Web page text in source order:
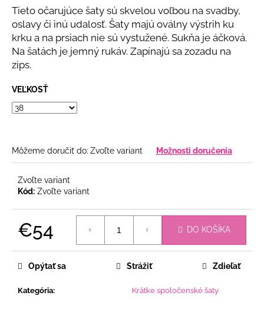
5
hviezdičiek.
Tieto očarujúce šaty sú skvelou voľbou na svadby,
oslavy či inú udalosť. Šaty majú oválny výstrih ku
krku a na prsiach nie sú vystužené. Sukňa je áčková.
Na šatách je jemný rukáv. Zapínajú sa zozadu na
zips.
VEĽKOSŤ
Môžeme doručiť do: Zvoľte variant Možnosti doručenia
Zvoľte variant
Kód: Zvoľte variant
€54 DO KOŠÍKA
Kategória: Krátke spoločenské šaty
Opýtať sa Strážiť Zdieľať
a
m
e
KOMPLET
S
KVETINOU